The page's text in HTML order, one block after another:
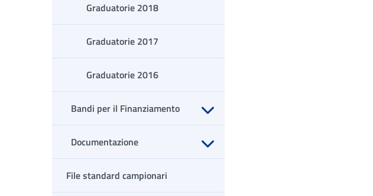
Graduatorie 2018
Graduatorie 2017
Graduatorie 2016
Bandi per il Finanziamento
Apri sottomenu
Documentazione
Apri sottomenu
File standard campionari